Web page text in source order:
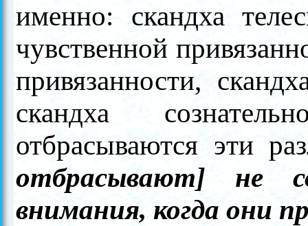
именно: скандха
чувственной
привязанности,
скандха
отбрасываются эти
отбрасывают] не
внимания, когда они